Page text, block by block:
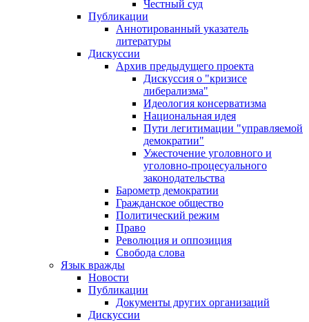
Честный суд
Публикации
Аннотированный указатель
литературы
Дискуссии
Архив предыдущего проекта
Дискуссия о "кризисе
либерализма"
Идеология консерватизма
Национальная идея
Пути легитимации "управляемой
демократии"
Ужесточение уголовного и
уголовно-процесуального
законодательства
Барометр демократии
Гражданское общество
Политический режим
Право
Революция и оппозиция
Свобода слова
Язык вражды
Новости
Публикации
Документы других организаций
Дискуссии